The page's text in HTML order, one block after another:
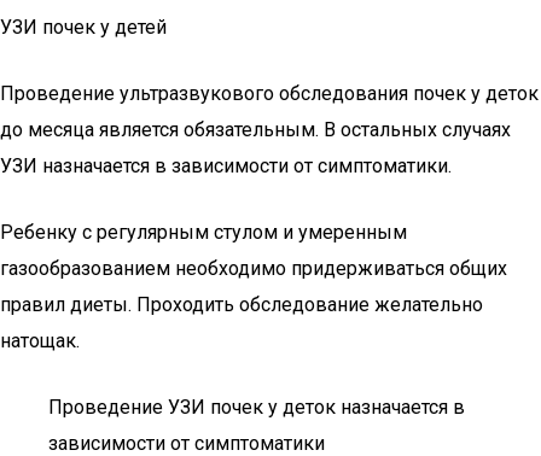
УЗИ почек у детей
Проведение ультразвукового обследования почек у деток
до месяца является обязательным. В остальных случаях
УЗИ назначается в зависимости от симптоматики.
Ребенку с регулярным стулом и умеренным
газообразованием необходимо придерживаться общих
правил диеты. Проходить обследование желательно
натощак.
Проведение УЗИ почек у деток назначается в
зависимости от симптоматики